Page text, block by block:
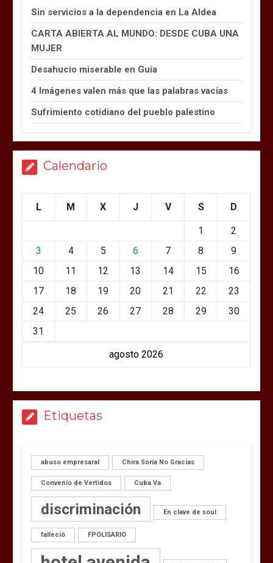
Sin servicios a la dependencia en La Aldea
CARTA ABIERTA AL MUNDO: DESDE CUBA UNA
MUJER
Desahucio miserable en Guía
4 Imágenes valen más que las palabras vacías
Sufrimiento cotidiano del pueblo palestino
Calendario
agosto 2026
L M X J V S D
1
2
3
4 5 6 7 8
9
10
11 12 13 14 15
16
17
18 19 20 21 22
23
24
25 26 27 28 29
30
31
Etiquetas
abuso empresaral Chira Soria No Gracias
Convenio de Vertidos Cuba Va
discriminación En clave de soul
falleció FPOLISARIO